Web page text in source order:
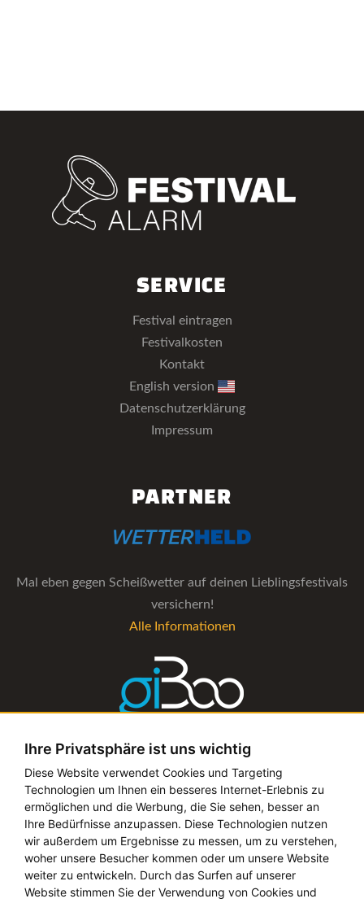
Ihre Privatsphäre ist uns wichtig
Diese Website verwendet Cookies und Targeting
Technologien um Ihnen ein besseres Internet-Erlebnis zu
ermöglichen und die Werbung, die Sie sehen, besser an
Ihre Bedürfnisse anzupassen. Diese Technologien nutzen
wir außerdem um Ergebnisse zu messen, um zu verstehen,
woher unsere Besucher kommen oder um unsere Website
weiter zu entwickeln. Durch das Surfen auf unserer
Website stimmen Sie der Verwendung von Cookies und
SERVICE
Festival eintragen
Festivalkosten
Kontakt
English version
Datenschutzerklärung
Impressum
PARTNER
Mal eben gegen Scheißwetter auf deinen Lieblingsfestivals
versichern!
Alle Informationen
Die Verwaltungs-Software für alle Künstler- und
Bookingagenturen
Alle Informationen